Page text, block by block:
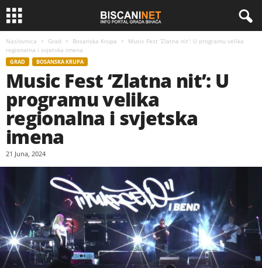
Naslovnica Grad Bosanska Krupa
Music Fest ‘Zlatna nit’: U programu velika
regionalna i svjetska imena
GRAD BOSANSKA KRUPA
Music Fest ‘Zlatna nit’: U
programu velika
regionalna i svjetska
imena
21 Juna, 2024